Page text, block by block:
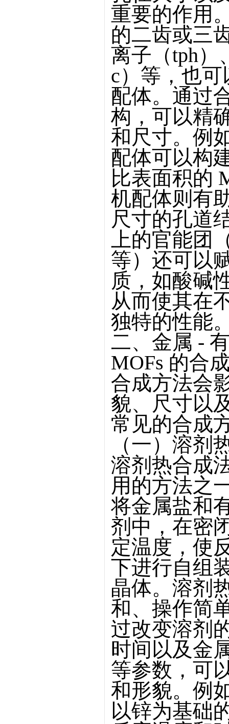
重要的作用
的二齿或三
离子（tph）
c）等，也
配体。通过
构，可以精
和尺寸。例
配体可以构
比表面积的
机配体则有
尺寸的孔道
上的官能团
等）还可以
质，如酸碱
从而使其在
独特的性能
二、金属 -
MOFs 的合
合成方法会
貌、尺寸以
常见的合成
（一）溶剂
溶剂热合成
用的方法之
将金属盐和
剂中，在密
定温度，使
下进行自组
晶体。溶剂
和、操作简
过改变溶剂
时间以及金
等参数，可
和形貌。例
以锌为基础